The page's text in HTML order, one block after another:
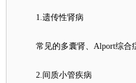
1.遗传性肾病
常见的多囊肾、Alport综合
2.间质小管疾病